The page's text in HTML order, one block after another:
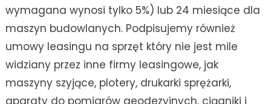
wymagana wynosi tylko 5%) lub 24 miesiące dla
maszyn budowlanych. Podpisujemy również
umowy leasingu na sprzęt który nie jest mile
widziany przez inne firmy leasingowe, jak
maszyny szyjące, plotery, drukarki sprężarki,
aparaty do pomiarów geodezyjnych, ciągniki i